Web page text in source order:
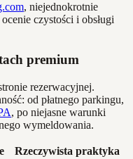
, niejednokrotnie
czystości i obsługi
premium
rezerwacyjnej.
od płatnego parkingu,
, po niejasne warunki
wymeldowania.
Rzeczywista praktyka